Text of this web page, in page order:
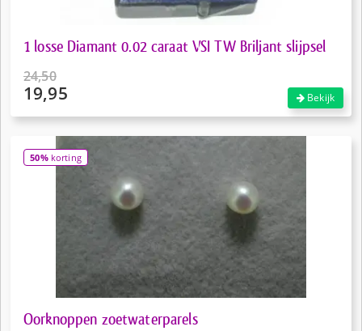
1 losse Diamant 0.02 caraat VSI TW Briljant slijpsel
24,50
Oorspronkelijke
19,95
is:
€19,95.
Bekijk
50%korting
Oorknoppen zoetwaterparels